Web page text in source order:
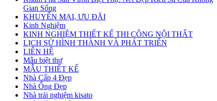
Gian Sống
KHUYẾN MẠI, ƯU ĐÃI
Kinh Nghiệm
KINH NGHIỆM THIẾT KẾ THI CÔNG NỘI THẤT
LỊCH SỬ HÌNH THÀNH VÀ PHÁT TRIỂN
LIÊN HỆ
Mẫu biệt thự
MẪU THIẾT KẾ
Nhà Cấp 4 Đẹp
Nhà Ống Đẹp
Nhà trải nghiệm kisato